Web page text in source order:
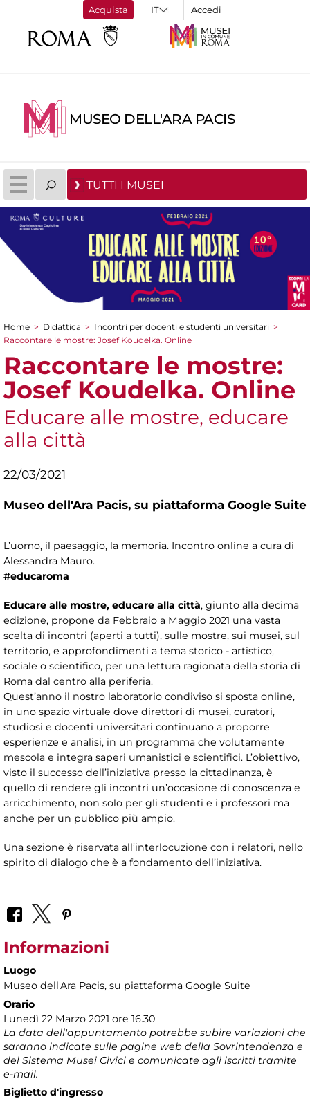
Acquista Accedi
MUSEO DELL'ARA PACIS
TUTTI I MUSEI
Tu sei qui
Home > Didattica > Incontri per docenti e studenti universitari >
Raccontare le mostre: Josef Koudelka. Online
Raccontare le mostre:
Josef Koudelka. Online
Educare alle mostre, educare
alla città
22/03/2021
Museo dell'Ara Pacis, su piattaforma Google Suite
L’uomo, il paesaggio, la memoria. Incontro online a cura di
Alessandra Mauro.
#educaroma
Educare alle mostre, educare alla città, giunto alla decima
edizione, propone da Febbraio a Maggio 2021 una vasta
scelta di incontri (aperti a tutti), sulle mostre, sui musei, sul
territorio, e approfondimenti a tema storico - artistico,
sociale o scientifico, per una lettura ragionata della storia di
Roma dal centro alla periferia.
Quest’anno il nostro laboratorio condiviso si sposta online,
in uno spazio virtuale dove direttori di musei, curatori,
studiosi e docenti universitari continuano a proporre
esperienze e analisi, in un programma che volutamente
mescola e integra saperi umanistici e scientifici. L’obiettivo,
visto il successo dell’iniziativa presso la cittadinanza, è
quello di rendere gli incontri un’occasione di conoscenza e
arricchimento, non solo per gli studenti e i professori ma
anche per un pubblico più ampio.
Una sezione è riservata all’interlocuzione con i relatori, nello
spirito di dialogo che è a fondamento dell’iniziativa.
Informazioni
Luogo
Museo dell'Ara Pacis, su piattaforma Google Suite
Orario
Lunedì 22 Marzo 2021 ore 16.30
La data dell'appuntamento potrebbe subire variazioni che
saranno indicate sulle pagine web della Sovrintendenza e
del Sistema Musei Civici e comunicate agli iscritti tramite
e-mail.
Biglietto d'ingresso